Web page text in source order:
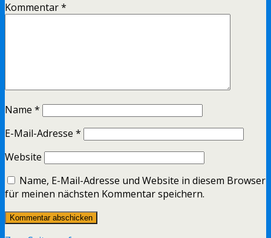
Kommentar*
Name *
E-Mail-Adresse *
Website
Name, E-Mail-Adresse und Website in diesem Browser
für meinen nächsten Kommentar speichern.